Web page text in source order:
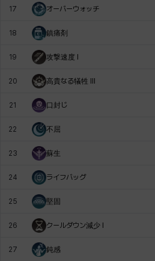
17 オーバーウォッチ
18 鎮痛剤
19 攻撃速度 I
20 高貴なる犠牲 Ill
21 口封じ
22 不屈
23 蘇生
24 ライフバッグ
25 堅固
26 クールダウン減少 I
27 鈍感